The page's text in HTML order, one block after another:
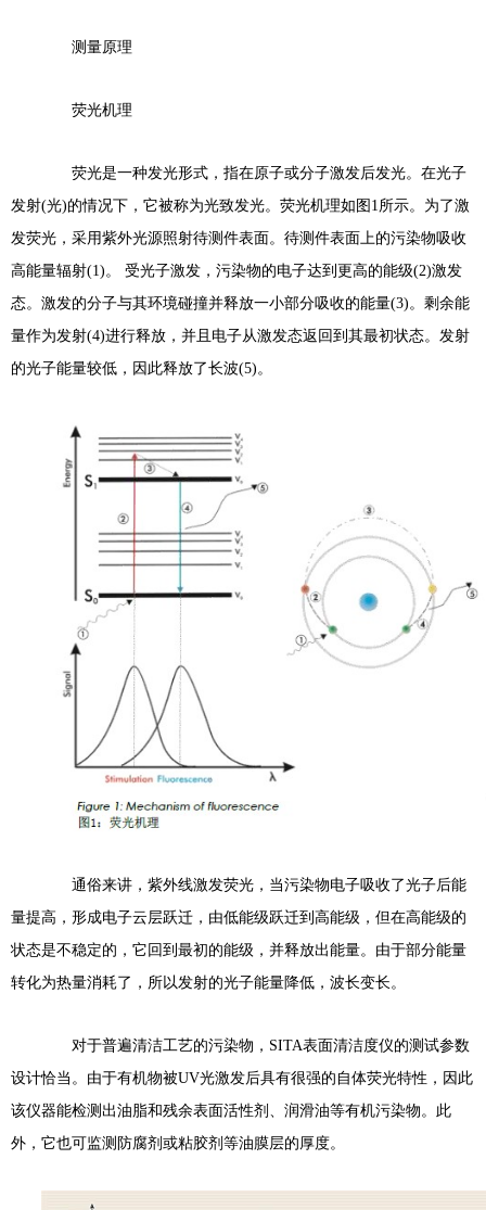
测量原理
荧光机理
荧光是一种发光形式，指在原子或分子激发后发光。在光子
发射(光)的情况下，它被称为光致发光。荧光机理如图1所示。为了激
发荧光，采用紫外光源照射待测件表面。待测件表面上的污染物吸收
高能量辐射(1)。 受光子激发，污染物的电子达到更高的能级(2)激发
态。激发的分子与其环境碰撞并释放一小部分吸收的能量(3)。剩余能
量作为发射(4)进行释放，并且电子从激发态返回到其最初状态。发射
的光子能量较低，因此释放了长波(5)。
通俗来讲，紫外线激发荧光，当污染物电子吸收了光子后能
量提高，形成电子云层跃迁，由低能级跃迁到高能级，但在高能级的
状态是不稳定的，它回到最初的能级，并释放出能量。由于部分能量
转化为热量消耗了，所以发射的光子能量降低，波长变长。
对于普遍清洁工艺的污染物，SITA表面清洁度仪的测试参数
设计恰当。由于有机物被UV光激发后具有很强的自体荧光特性，因此
该仪器能检测出油脂和残余表面活性剂、润滑油等有机污染物。此
外，它也可监测防腐剂或粘胶剂等油膜层的厚度。